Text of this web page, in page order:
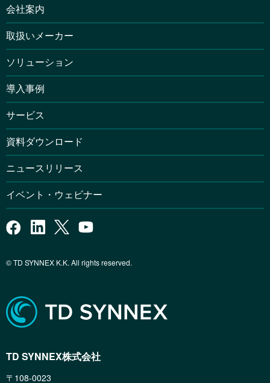
会社案内
取扱いメーカー
ソリューション
導入事例
サービス
資料ダウンロード
ニュースリリース
イベント・ウェビナー
© TD SYNNEX K.K. All rights reserved.
TD SYNNEX株式会社
〒108-0023